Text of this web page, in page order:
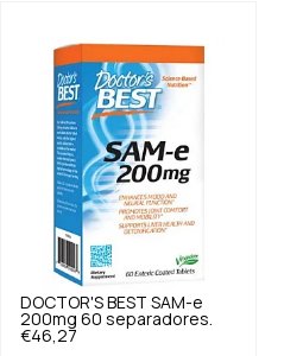
DOCTOR'S BEST SAM-e
200mg 60 separadores.
€46,27